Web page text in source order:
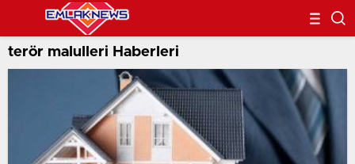
terör malulleri Haberleri